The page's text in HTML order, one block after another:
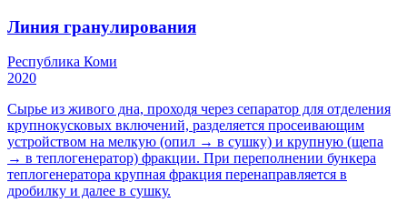
Линия гранулирования
Республика Коми
2020
Сырье из живого дна, проходя через сепаратор для отделения
крупнокусковых включений, разделяется просеивающим
устройством на мелкую (опил → в сушку) и крупную (щепа
→ в теплогенератор) фракции. При переполнении бункера
теплогенератора крупная фракция перенаправляется в
дробилку и далее в сушку.